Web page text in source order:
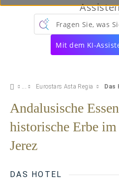
Fragen Sie, was
Mit dem KI-
Eurostars Asta Regia Das
Andalusische
historische Erbe
Jerez
DAS HOTEL